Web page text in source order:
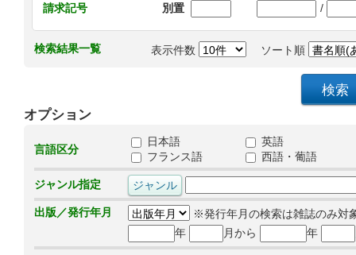
請求記号
別置 /
検索結果一覧 表示件数 ソート順
オプション
言語区分
日本語
英語
フランス語
西語・葡語
ジャンル指定
出版／発行年月
※発行年月の検索は雑誌のみ対
年
月から 年